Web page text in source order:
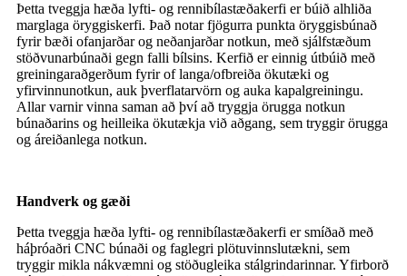
Þetta tveggja hæða lyfti- og rennibílastæðakerfi er búið alhliða
marglaga öryggiskerfi. Það notar fjögurra punkta öryggisbúnað
fyrir bæði ofanjarðar og neðanjarðar notkun, með sjálfstæðum
stöðvunarbúnaði gegn falli bílsins. Kerfið er einnig útbúið með
greiningaraðgerðum fyrir of langa/ofbreiða ökutæki og
yfirvinnunotkun, auk þverflatarvörn og auka kapalgreiningu.
Allar varnir vinna saman að því að tryggja örugga notkun
búnaðarins og heilleika ökutækja við aðgang, sem tryggir örugga
og áreiðanlega notkun.
Handverk og gæði
Þetta tveggja hæða lyfti- og rennibílastæðakerfi er smíðað með
háþróaðri CNC búnaði og faglegri plötuvinnslutækni, sem
tryggir mikla nákvæmni og stöðugleika stálgrindarinnar. Yfirborð